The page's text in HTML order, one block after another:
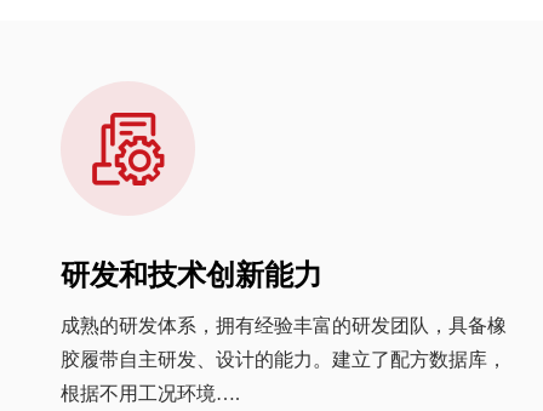
质量控制体系
完善的质量控制体系和一系列技术规范，并通过了
ISO9001质量保证体系认证。在供应商选择、原材料
采购和入厂检验、产品开发…